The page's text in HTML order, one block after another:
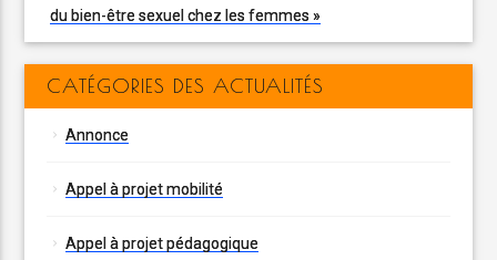
du bien-être sexuel chez les femmes »
CATÉGORIES DES ACTUALITÉS
Annonce
Appel à projet mobilité
Appel à projet pédagogique